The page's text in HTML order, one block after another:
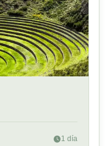
1 día